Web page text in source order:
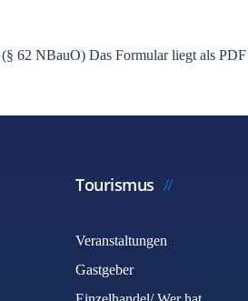
62 NBauO) Das Formular liegt als
Tourismus
Veranstaltungen
Gastgeber